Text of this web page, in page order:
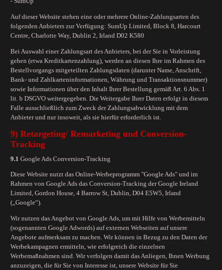
Auf dieser Website stehen eine oder mehrere Online-Zahlungsarten des
folgenden Anbieters zur Verfügung: SumUp Limited, Block 8, Harcourt
Centre, Charlotte Way, Dublin 2, Irland D02 K580
Bei Auswahl einer Zahlungsart des Anbieters, bei der Sie in Vorleistung
gehen (etwa Kreditkartenzahlung), werden an diesen Ihre im Rahmen des
Bestellvorgangs mitgeteilten Zahlungsdaten (darunter Name, Anschrift,
Bank- und Zahlkarteninformationen, Währung und Transaktionsnummer)
sowie Informationen über den Inhalt Ihrer Bestellung gemäß Art. 6 Abs. 1
lit. b DSGVO weitergegeben. Die Weitergabe Ihrer Daten erfolgt in diesem
Falle ausschließlich zum Zweck der Zahlungsabwicklung mit dem
Anbieter und nur insoweit, als sie hierfür erforderlich ist.
9) Retargeting/ Remarketing und Conversion-
Tracking
9.1 Google Ads Conversion-Tracking
Diese Website nutzt das Online-Werbeprogramm "Google Ads" und im
Rahmen von Google Ads das Conversion-Tracking der Google Ireland
Limited, Gordon House, 4 Barrow St, Dublin, D04 E5W5, Irland
(„Google“).
Wir nutzen das Angebot von Google Ads, um mit Hilfe von Werbemitteln
(sogenannten Google Adwords) auf externen Webseiten auf unsere
Angebote aufmerksam zu machen. Wir können in Bezug zu den Daten der
Werbekampagnen ermitteln, wie erfolgreich die einzelnen
Werbemaßnahmen sind. Wir verfolgen damit das Anliegen, Ihnen Werbung
anzuzeigen, die für Sie von Interesse ist, unsere Website für Sie